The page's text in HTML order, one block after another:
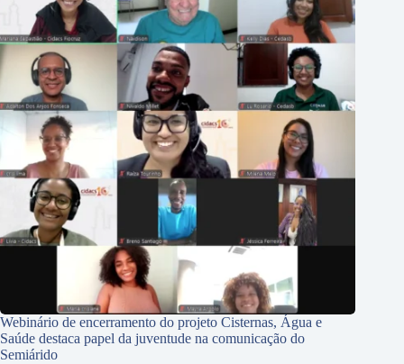
Webinário de encerramento do projeto Cisternas, Água e
Saúde destaca papel da juventude na comunicação do
Semiárido